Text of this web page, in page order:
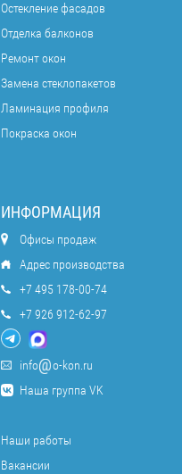
Остекление фасадов
Отделка балконов
Ремонт окон
Замена стеклопакетов
Ламинация профиля
Покраска окон
ИНФОРМАЦИЯ
Офисы продаж
Адрес производства
+7 495 178-00-74
+7 926 912-62-97
info
o-kon.ru
Наша группа VK
Наши работы
Вакансии